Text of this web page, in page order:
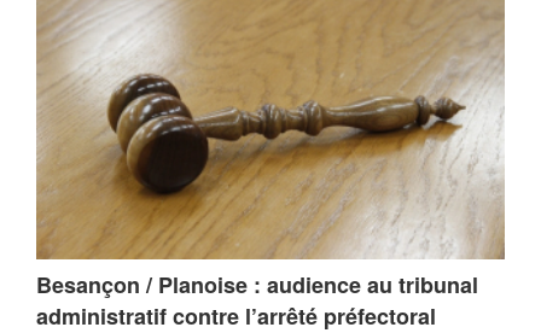
Besançon / Planoise : audience au tribunal
administratif contre l’arrêté préfectoral